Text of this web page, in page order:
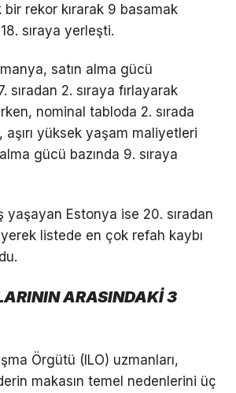
rekor kırarak 9 basamak
sıraya yerleşti.
satın alma gücü
sıradan 2. sıraya fırlayarak
nominal tabloda 2. sırada
aşırı yüksek yaşam maliyetleri
gücü bazında 9. sıraya
yaşayan Estonya ise 20. sıradan
listede en çok refah kaybı
ARASINDAKİ 3
Örgütü (ILO) uzmanları,
makasın temel nedenlerini üç